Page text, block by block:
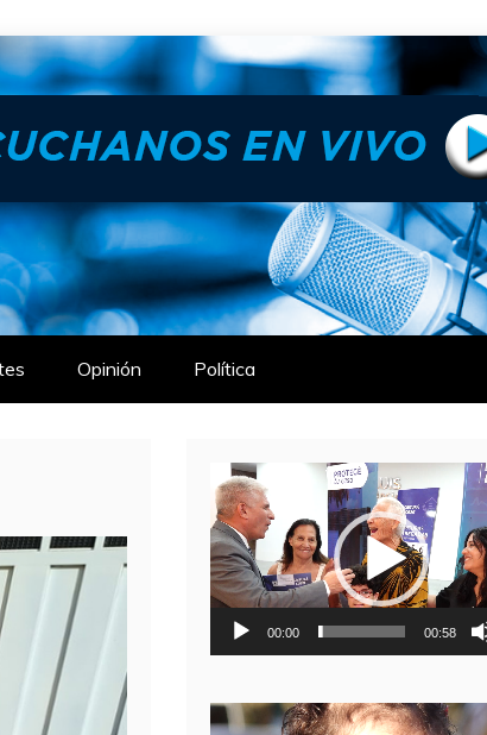
Opinión Política
Reproductor
de
video
00:00 00:58
Reproductor